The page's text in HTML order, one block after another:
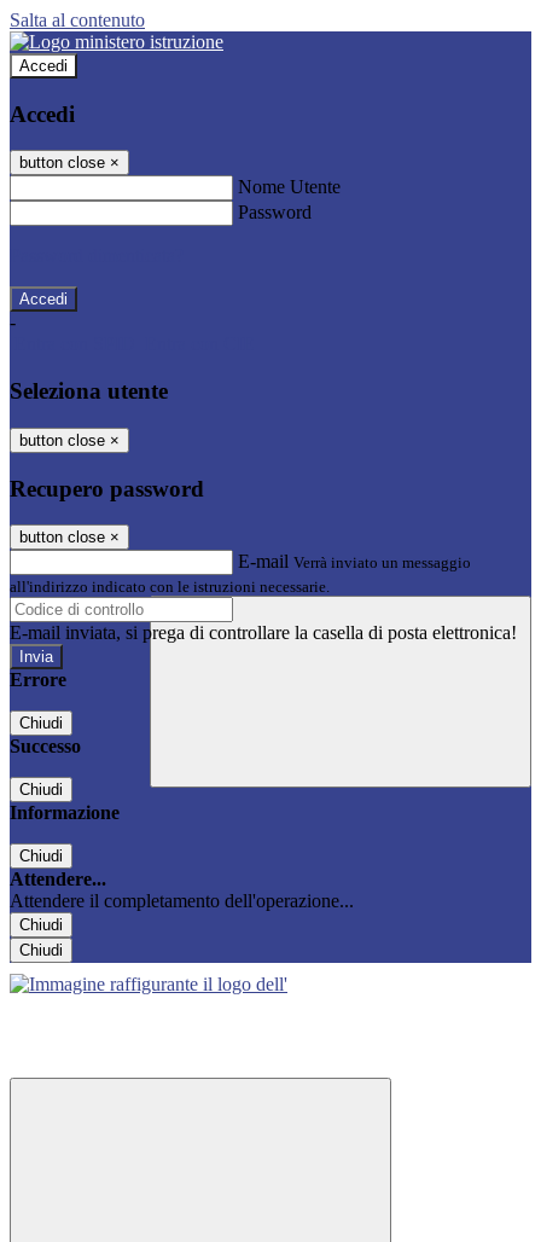
Salta al contenuto
Accedi
Accedi
button close ×
Nome Utente
Password
-
Seleziona utente
button close ×
Recupero password
button close ×
E-mail Verrà inviato un messaggio
all'indirizzo indicato con le istruzioni necessarie.
E-mail inviata, si prega di controllare la casella di posta elettronica!
Errore
Chiudi
Successo
Chiudi
Informazione
Chiudi
Attendere...
Attendere il completamento dell'operazione...
Chiudi
Chiudi